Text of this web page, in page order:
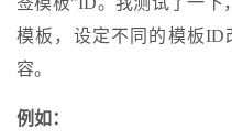
模板，设定不同的模板ID
容。
例如：